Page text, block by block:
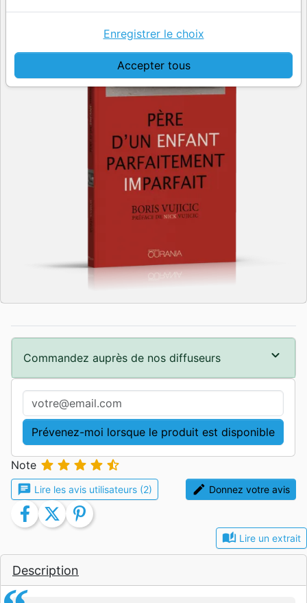
auto_stories Lire un extrait
Description
Commandez auprès de nos diffuseurs
Prévenez-moi lorsque le produit est disponible
Note     
chat Lire les avis utilisateurs (2) edit Donnez votre avis
facebook twitter pinterest
Accepter tous
Enregistrer le choix